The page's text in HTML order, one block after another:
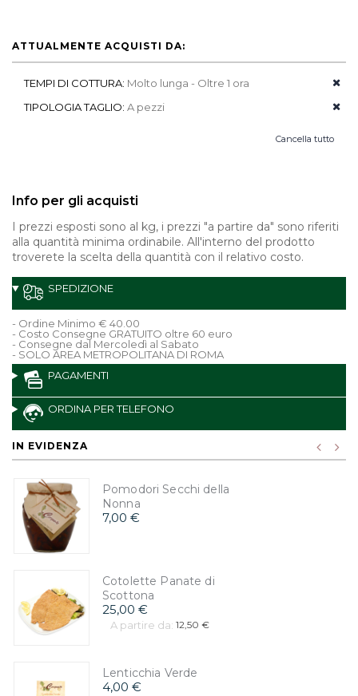
ATTUALMENTE ACQUISTI DA:
TEMPI DI COTTURA: Molto lunga - Oltre 1 ora
TIPOLOGIA TAGLIO: A pezzi
Cancella tutto
Info per gli acquisti
I prezzi esposti sono al kg, i prezzi "a partire da" sono riferiti
alla quantità minima ordinabile. All'interno del prodotto
troverete la scelta della quantità con il relativo costo.
SPEDIZIONE
- Ordine Minimo € 40.00
- Costo Consegne GRATUITO oltre 60 euro
- Consegne dal Mercoledì al Sabato
- SOLO AREA METROPOLITANA DI ROMA
PAGAMENTI
ORDINA PER TELEFONO
IN EVIDENZA
Pomodori Secchi della
Nonna
7,00 €
Cotolette Panate di
Scottona
25,00 €
A partire da: 12,50 €
Lenticchia Verde
4,00 €